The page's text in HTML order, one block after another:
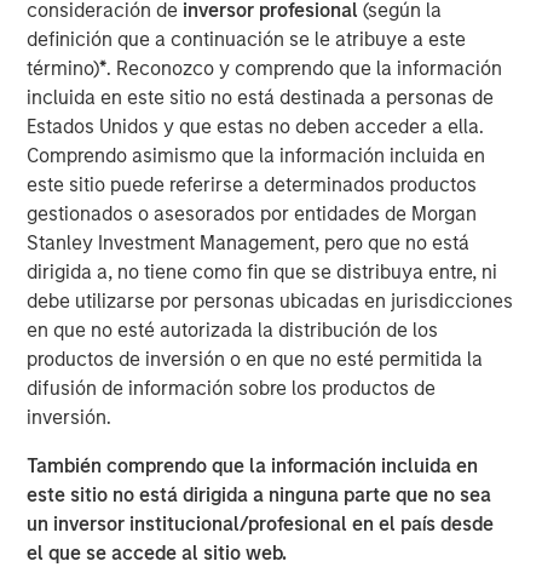
consideración de inversor profesional(según la
definición que a continuación se le atribuye a este
término)*. Reconozco y comprendo que la información
incluida en este sitio no está destinada a personas de
Estados Unidos y que estas no deben acceder a ella.
Comprendo asimismo que la información incluida en
este sitio puede referirse a determinados productos
gestionados o asesorados por entidades de Morgan
Stanley Investment Management, pero que no está
dirigida a, no tiene como fin que se distribuya entre, ni
debe utilizarse por personas ubicadas en jurisdicciones
en que no esté autorizada la distribución de los
productos de inversión o en que no esté permitida la
difusión de información sobre los productos de
inversión.
También comprendo que la información incluida en
este sitio no está dirigida a ninguna parte que no sea
un inversor institucional/profesional en el país desde
el que se accede al sitio web.
Measuring Growth and Maintenance Investments
Organisms allocate energy between growth and
maintenance and repair. They stop growing when
maintenance requires all of the energy. Substitute
capital for energy and companies appear to follow a
similar trajectory.
This is important because you can anticipate a
company’s growth only if you understand how
much capital it spends on growth versus
maintenance.
Estimating maintenance spending offers insight into
Most executives and investors likely underestimate
maintenance spending. Steps toward better
understanding include a proper assessment of